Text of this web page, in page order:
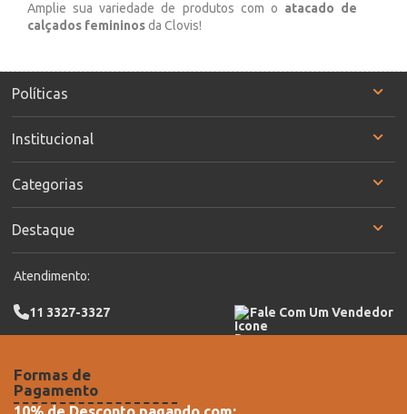
Amplie sua variedade de produtos com o atacado de
calçados femininosda Clovis!
Políticas
Institucional
Categorias
Destaque
Atendimento:
11 3327-3327 Fale Com Um Vendedor
Formas de
Pagamento